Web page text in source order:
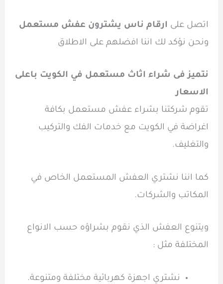
اتصل على ارقام ناس يشترون عفش مستعمل
ونحن نؤكد لك اننا افضلهم على الاطلاق
نتميز فى شراء اثاث مستعمل في الكويت باعلى
الاسعار
تقوم شركتنا بشراء عفش مستعمل بكافة
اغراضة في الكويت مع خدمات الفك والتركيب
والتغليف.
كما اننا نشتري العفش المستعمل الخاص في
المكاتب والشركات.
ويتنوع العفش الذي نقوم بشراؤه حسب الانواع
المختلفة مثل :
نشتري اجهزة كهربائية مختلفة ومتنوعة.